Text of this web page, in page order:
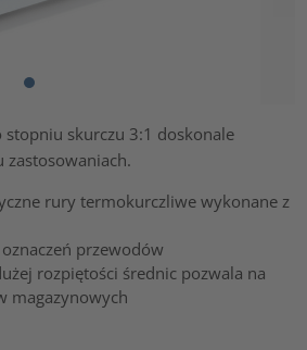
skurczu 3:1 doskonale
zastosowaniach.
rury termokurczliwe wykonane z
przewodów
rozpiętości średnic pozwala na
magazynowych